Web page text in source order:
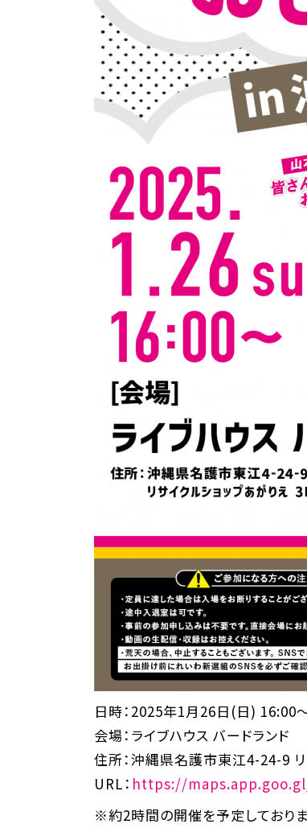
日時：2025年1月26日(日) 16:00
会場：ライブハウス バードランド
住所：沖縄県名護市東江4-24-9
URL： https://
※約2時間の開催を予定しておりま